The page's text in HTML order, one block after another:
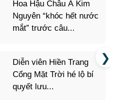
Hoa Hậu Châu Á Kim
Nguyên “khóc hết nước
mắt” trước câu...
Diễn viên Hiền Trang
Cổng Mặt Trời hé lộ bí
quyết lưu...